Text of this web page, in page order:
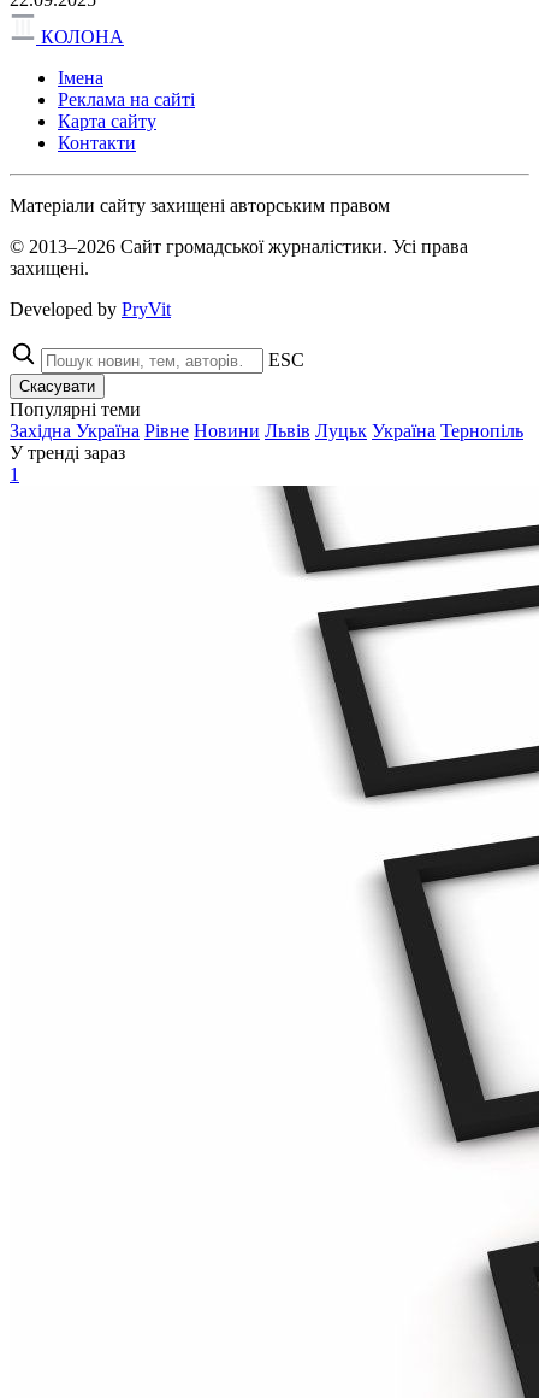
КОЛОНА
Імена
Реклама на сайті
Карта сайту
Контакти
Матеріали сайту захищені авторським правом
© 2013–2026 Сайт громадської журналістики. Усі права
захищені.
Developed by PryVit
ESC
Скасувати
Популярні теми
Західна Україна Рівне Новини Львів Луцьк Україна Тернопіль
У тренді зараз
1